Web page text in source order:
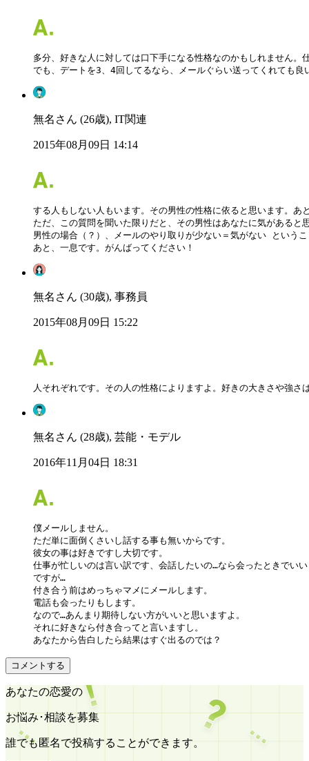
多分、好きな人に対しては口下手になる性格なのかもしれません
でも、デートを3、4回してるなら、メールぐらい送ってくれても
無名さん (26歳), IT関連
2015年08月09日 14:14
する人もしない人もいます。その男性の性格に依ると思います。
ただ、この質問を聞いた限りだと、その男性はあなたに気があると
男性の場合（？）、メールのやり取りが少ない＝気がない という
あと、一息です。がんばってください！
無名さん (30歳), 事務員
2015年08月09日 15:22
人それぞれです。その人の性格によりますよ。好きの大きさや強
無名さん (28歳), 芸能・モデル
2016年11月04日 18:31
僕メールしません。
ただ単に面倒くさいし話する事も無いからです。
彼女の事は好きですし大切です。
仕事が忙しいのは言い訳です、会話したいの…なら会ったときでい
ですが…
付き合う前はめっちゃマメにメールします。
電話も会ったりもします。
なので…あんまり期待しない方がいいと思いますよ。
それに好きなら付き合ってと言いますし。
あなたから告白したら結果はすぐ出るのでは？
コメントする
あなたの恋愛の
お悩み･相談を募集
誰でも匿名で投稿することができます。